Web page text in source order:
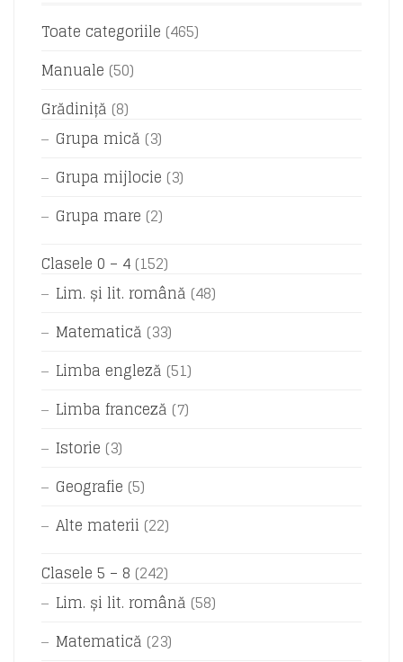
Toate categoriile (465)
Manuale (50)
Grădiniță (8)
Grupa mică (3)
Grupa mijlocie (3)
Grupa mare (2)
Clasele 0 – 4 (152)
Lim. și lit. română (48)
Matematică (33)
Limba engleză (51)
Limba franceză (7)
Istorie (3)
Geografie (5)
Alte materii (22)
Clasele 5 – 8 (242)
Lim. și lit. română (58)
Matematică (23)